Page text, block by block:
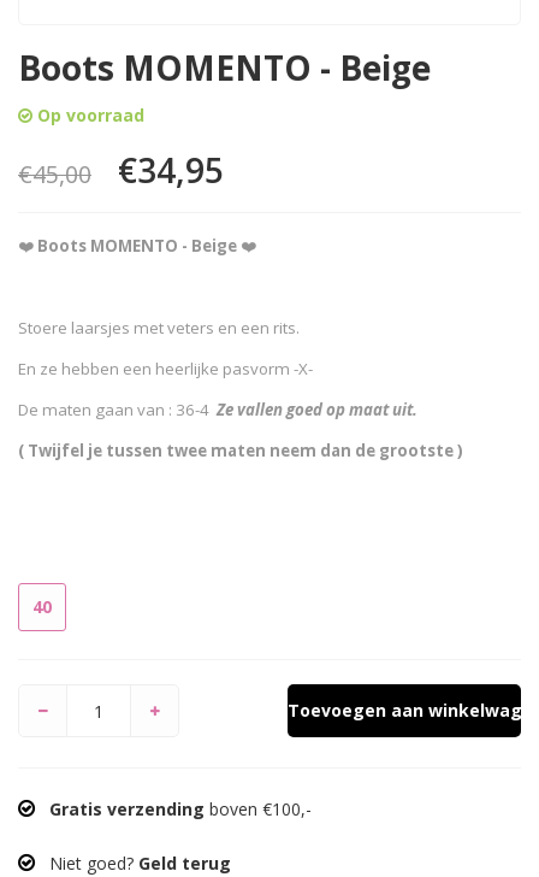
Boots MOMENTO - Beige
Op voorraad
€45,00 €34,95
❤️ Boots MOMENTO - Beige ❤️
Stoere laarsjes met veters en een rits.
En ze hebben een heerlijke pasvorm -X-
De maten gaan van : 36-4Ze vallen goed op maat uit.
( Twijfel je tussen twee maten neem dan de grootste )
40
Toevoegen aan
Gratis verzending boven €100,-
Niet goed? Geld terug